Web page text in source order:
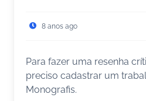
8 anos ago
Para fazer uma resenha
preciso cadastrar um
Monografis.